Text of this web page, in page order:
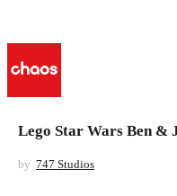
Lego Star Wars Ben &
by 747 Studios